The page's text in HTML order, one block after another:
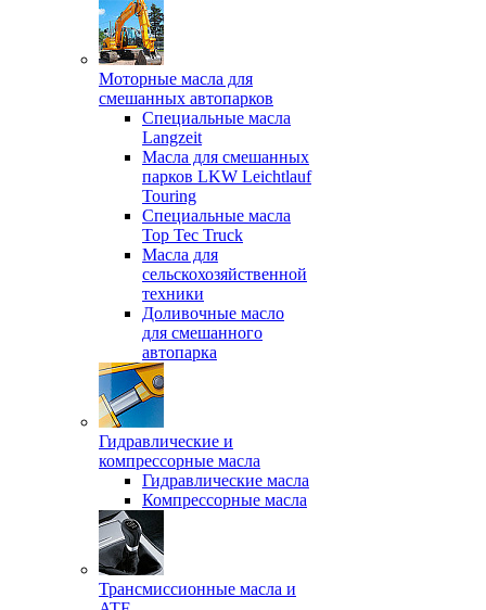
Моторные масла для
смешанных автопарков
Специальные масла
Langzeit
Масла для смешанных
парков LKW Leichtlauf
Touring
Специальные масла
Top Tec Truck
Масла для
сельскохозяйственной
техники
Доливочные масло
для смешанного
автопарка
Гидравлические и
компрессорные масла
Гидравлические масла
Компрессорные масла
Трансмиссионные масла и